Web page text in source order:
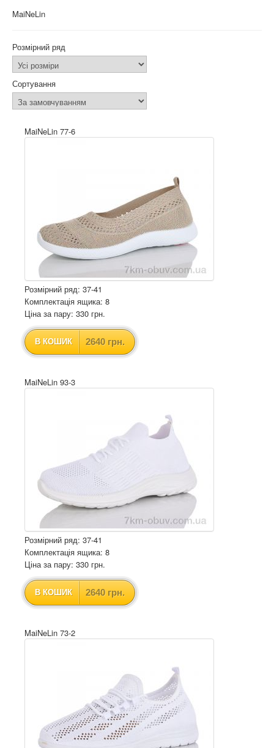
MaiNeLin
Розмірний ряд
Сортування
MaiNeLin 77-6
Розмірний ряд: 37-41
Комплектація ящика: 8
Ціна за пару: 330 грн.
В КОШИК 2640 грн.
MaiNeLin 93-3
Розмірний ряд: 37-41
Комплектація ящика: 8
Ціна за пару: 330 грн.
В КОШИК 2640 грн.
MaiNeLin 73-2